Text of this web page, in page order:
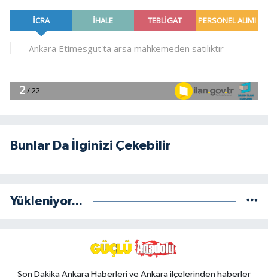
Bunlar Da İlginizi Çekebilir
Yükleniyor...
Son Dakika Ankara Haberleri ve Ankara ilçelerinden haberler